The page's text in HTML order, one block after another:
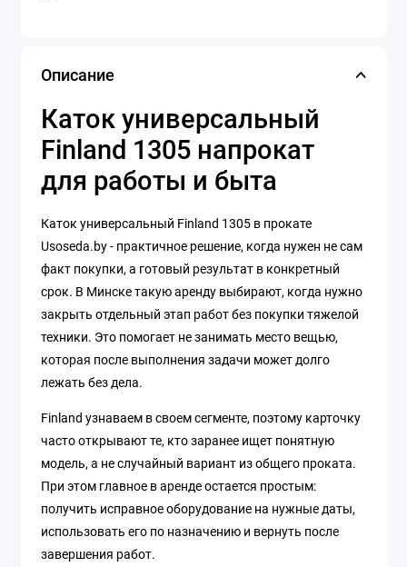
Описание
Каток универсальный
Finland 1305 напрокат
для работы и быта
Каток универсальный Finland 1305 в прокате
Usoseda.by - практичное решение, когда нужен не сам
факт покупки, а готовый результат в конкретный
срок. В Минске такую аренду выбирают, когда нужно
закрыть отдельный этап работ без покупки тяжелой
техники. Это помогает не занимать место вещью,
которая после выполнения задачи может долго
лежать без дела.
Finland узнаваем в своем сегменте, поэтому карточку
часто открывают те, кто заранее ищет понятную
модель, а не случайный вариант из общего проката.
При этом главное в аренде остается простым:
получить исправное оборудование на нужные даты,
использовать его по назначению и вернуть после
завершения работ.